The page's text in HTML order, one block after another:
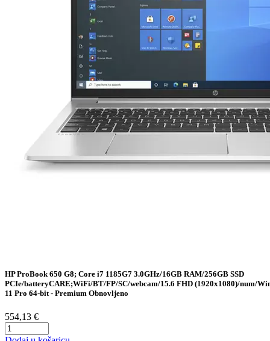
HP ProBook 650 G8; Core i7 1185G7 3.0GHz/16GB RAM/256GB SSD
PCIe/batteryCARE;WiFi/BT/FP/SC/webcam/15.6 FHD (1920x1080)/num/
11 Pro 64-bit - Premium Obnovljeno
554,13 €